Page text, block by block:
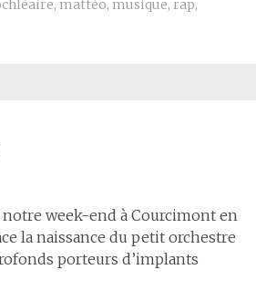
, mattéo, musique, rap,
week-end à Courcimont en
la naissance du petit orchestre
porteurs d’implants